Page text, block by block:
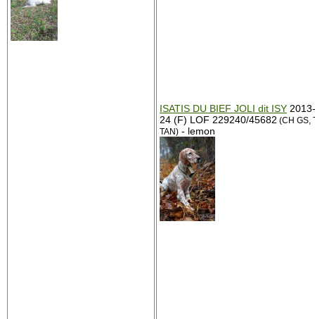
ISATIS DU BIEF JOLI dit ISY
24 (F) LOF 229240/45682 (CH GS,
TAN) - lemon